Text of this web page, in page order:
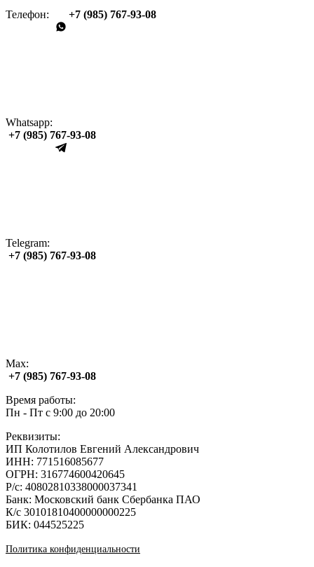
Телефон: +7 (985) 767‑93‑08
Whatsapp:
+7 (985) 767‑93‑08
Telegram:
+7 (985) 767‑93‑08
Max:
+7 (985) 767‑93‑08
Время работы:
Пн - Пт с 9:00 до 20:00
Реквизиты:
ИП Колотилов Евгений Александрович
ИНН: 771516085677
ОГРН: 316774600420645
Р/с: 40802810338000037341
Банк: Московский банк Сбербанка ПАО
К/с 30101810400000000225
БИК: 044525225
Политика конфиденциальности